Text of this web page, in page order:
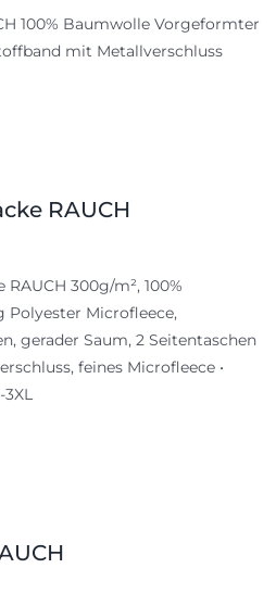
100% Baumwolle Vorgeformter
mit Metallverschluss
RAUCH
RAUCH 300g/m², 100%
Polyester Microfleece,
gerader Saum, 2 Seitentaschen
feines Microfleece •
3XL